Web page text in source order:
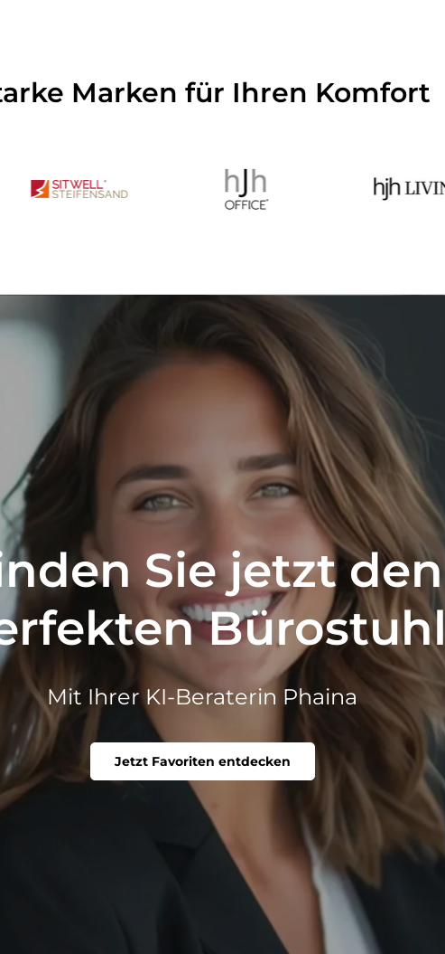
Marken für Ihren Komfort
Sie jetzt den
Bürostuhl
Mit Ihrer KI-Beraterin Phaina
Jetzt Favoriten entdecken